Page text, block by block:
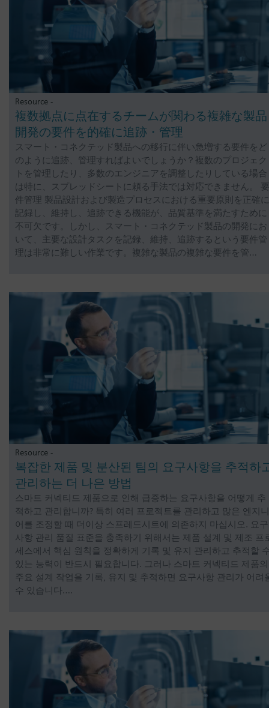
Resource -
複数拠点に点在するチームが関わる複雑な製品
開発の要件を的確に追跡・管理
スマート・コネクテッド製品への移行に伴い急増する要件をど
のように追跡、管理すればよいでしょうか？複数のプロジェク
トを管理したり、多数のエンジニアを調整したりしている場合
は特に、スプレッドシートに頼る手法では対応できません。 要
件管理 製品設計および製造プロセスにおける重要原則を正確に
記録し、維持し、追跡できる機能が、品質基準を満たすために
不可欠です。しかし、スマート・コネクテッド製品の開発にお
いて、主要な設計タスクを記録、維持、追跡するという要件管
理は非常に難しい作業です。複雑な製品の複雑な要件を管…
Resource -
복잡한 제품 및 분산된 팀의 요구사항을 추적하
관리하는 더 나은 방법
스마트 커넥티드 제품으로 인해 급증하는 요구사항을 어떻게 추
적하고 관리합니까? 특히 여러 프로젝트를 관리하고 많은 엔지니
어를 조정할 때 더이상 스프레드시트에 의존하지 마십시오. 요구
사항 관리 품질 표준을 충족하기 위해서는 제품 설계 및 제조 프
세스에서 핵심 원칙을 정확하게 기록 및 유지 관리하고 추적할
있는 능력이 반드시 필요합니다. 그러나 스마트 커넥티드 제품의
주요 설계 작업을 기록, 유지 및 추적하면 요구사항 관리가 어려
수 있습니다….